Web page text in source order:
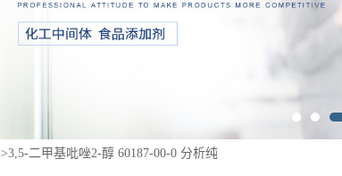
>3,5-二甲基吡唑2-醇 60187-00-0 分析纯